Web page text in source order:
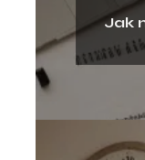
Jak